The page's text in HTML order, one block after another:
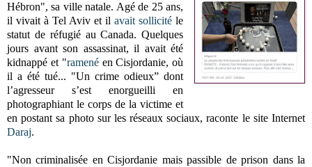
Hébron", sa ville natale. Agé de 25 ans,
il vivait à Tel Aviv et ilavait sollicité le
statut de réfugié au Canada. Quelques
jours avant son assassinat, il avait été
kidnappé et "ramenéen Cisjordanie, où
il a été tué... "Un crime odieux” dont
l’agresseur s’est enorgueilli en
photographiant le corps de la victime et
en postant sa photo sur les réseaux sociaux, raconte le site Internet
Daraj.
"Non criminalisée en Cisjordanie mais passible de prison dans la